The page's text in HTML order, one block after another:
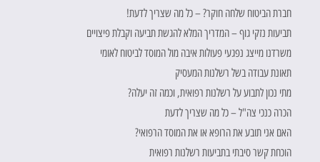
חברת הביטוח שלחה חוקר? – כל מה שצריך לדעת!
תביעות נזקי גוף – המדריך המלא להגשת תביעה וקבלת פיצויים
משרדנו מייצג נפגעי פעולות איבה מול המוסד לביטוח לאומי
תאונת עבודה בשל רשלנות המעסיק
מתי נכון לתבוע על רשלנות רפואית, וכמה זה יעלה?
הכרה כנכי צה"ל – כל מה שצריך לדעת
האם אני תובע את הרופא או את המוסד הרפואי?
הוכחת קשר סיבתי בתביעות רשלנות רפואית